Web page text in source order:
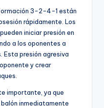
3-2-4-1 están
rápidamente. Los
iniciar presión en
a los oponentes a
Esta presión agresiva
y crear
importante, ya que
inmediatamente